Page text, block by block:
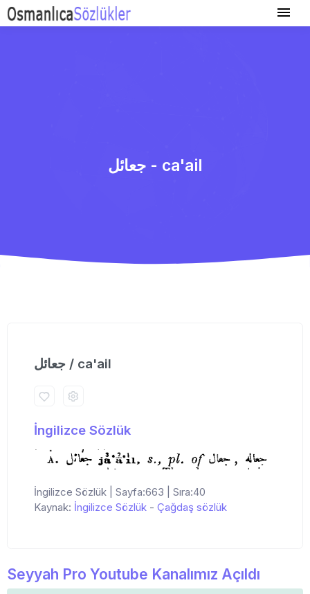
جعائل - ca'ail
جعائل / ca'ail
İngilizce Sözlük
İngilizce Sözlük | Sayfa:663 | Sıra:40
Kaynak: İngilizce Sözlük - Çağdaş sözlük
Seyyah Pro Youtube Kanalımız Açıldı